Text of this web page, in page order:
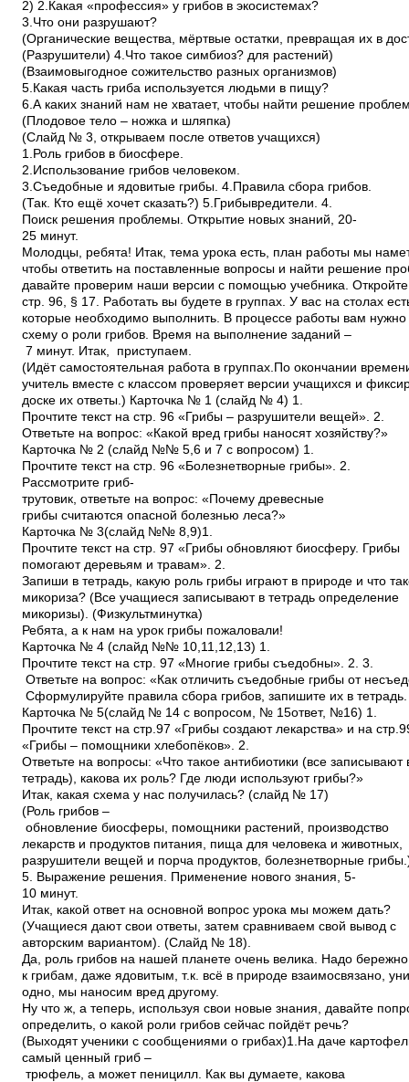
2) 2.Какая «профессия» у грибов в экосистемах?
3.Что они разрушают?
(Органические вещества, мёртвые остатки, превращая их в
(Разрушители) 4.Что такое симбиоз? для растений)
(Взаимовыгодное сожительство разных организмов)
5.Какая часть гриба используется людьми в пищу?
6.А каких знаний нам не хватает, чтобы найти решение
(Плодовое тело – ножка и шляпка)
(Слайд № 3, открываем после ответов учащихся)
1.Роль грибов в биосфере.
2.Использование грибов человеком.
3.Съедобные и ядовитые грибы. 4.Правила сбора грибов.
(Так. Кто ещё хочет сказать?) 5.Грибы­вредители. 4.
Поиск решения проблемы. Открытие новых знаний, 20­
25 минут.
Молодцы, ребята! Итак, тема урока есть, план работы мы
чтобы ответить на поставленные вопросы и найти решение
давайте проверим наши версии с помощью учебника.
стр. 96, § 17. Работать вы будете в группах. У вас на столах
которые необходимо выполнить. В процессе работы вам нужно
схему о роли грибов. Время на выполнение заданий –
7 минут. Итак, приступаем.
(Идёт самостоятельная работа в группах.По окончании
учитель вместе с классом проверяет версии учащихся и
доске их ответы.) Карточка № 1 (слайд № 4) 1.
Прочтите текст на стр. 96 «Грибы – разрушители вещей». 2.
Ответьте на вопрос: «Какой вред грибы наносят хозяйству?»
Карточка № 2 (слайд №№ 5,6 и 7 с вопросом) 1.
Прочтите текст на стр. 96 «Болезнетворные грибы». 2.
Рассмотрите гриб­
трутовик, ответьте на вопрос: «Почему древесные
грибы считаются опасной болезнью леса?»
Карточка № 3(слайд №№ 8,9)1.
Прочтите текст на стр. 97 «Грибы обновляют биосферу. Грибы
помогают деревьям и травам». 2.
Запиши в тетрадь, какую роль грибы играют в природе и что
микориза? (Все учащиеся записывают в тетрадь определение
микоризы). (Физкультминутка)
Ребята, а к нам на урок грибы пожаловали!
Карточка № 4 (слайд №№ 10,11,12,13) 1.
Прочтите текст на стр. 97 «Многие грибы съедобны». 2. 3.
Ответьте на вопрос: «Как отличить съедобные грибы от
Сформулируйте правила сбора грибов, запишите их в тетрадь.
Карточка № 5(слайд № 14 с вопросом, № 15­ответ, №16) 1.
Прочтите текст на стр.97 «Грибы создают лекарства» и на
«Грибы – помощники хлебопёков». 2.
Ответьте на вопросы: «Что такое антибиотики (все записывают
тетрадь), какова их роль? Где люди используют грибы?»
Итак, какая схема у нас получилась? (слайд № 17)
(Роль грибов –
обновление биосферы, помощники растений, производство
лекарств и продуктов питания, пища для человека и животных,
разрушители вещей и порча продуктов, болезнетворные
5. Выражение решения. Применение нового знания, 5­
10 минут.
Итак, какой ответ на основной вопрос урока мы можем дать?
(Учащиеся дают свои ответы, затем сравниваем свой вывод с
авторским вариантом). (Слайд № 18).
Да, роль грибов на нашей планете очень велика. Надо
к грибам, даже ядовитым, т.к. всё в природе взаимосвязано,
одно, мы наносим вред другому.
Ну что ж, а теперь, используя свои новые знания, давайте
определить, о какой роли грибов сейчас пойдёт речь?
(Выходят ученики с сообщениями о грибах)1.На даче
самый ценный гриб –
трюфель, а может пеницилл. Как вы думаете, какова